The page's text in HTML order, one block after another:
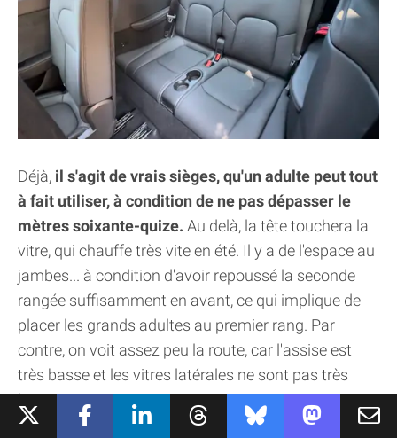
Déjà, il s'agit de vrais sièges, qu'un adulte peut tout
à fait utiliser, à condition de ne pas dépasser le
mètres soixante-quize. Au delà, la tête touchera la
vitre, qui chauffe très vite en été. Il y a de l'espace au
jambes... à condition d'avoir repoussé la seconde
rangée suffisamment en avant, ce qui implique de
placer les grands adultes au premier rang. Par
contre, on voit assez peu la route, car l'assise est
très basse et les vitres latérales ne sont pas très
hautes.